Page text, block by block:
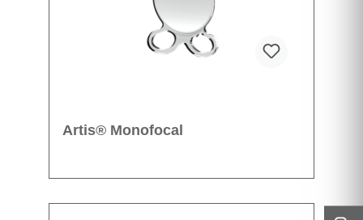
Artis® Monofocal